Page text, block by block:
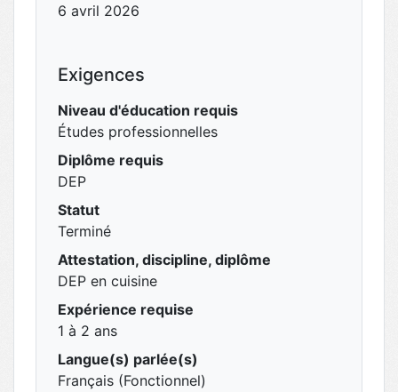
6 avril 2026
Exigences
Niveau d'éducation requis
Études professionnelles
Diplôme requis
DEP
Statut
Terminé
Attestation, discipline, diplôme
DEP en cuisine
Expérience requise
1 à 2 ans
Langue(s) parlée(s)
Français (Fonctionnel)